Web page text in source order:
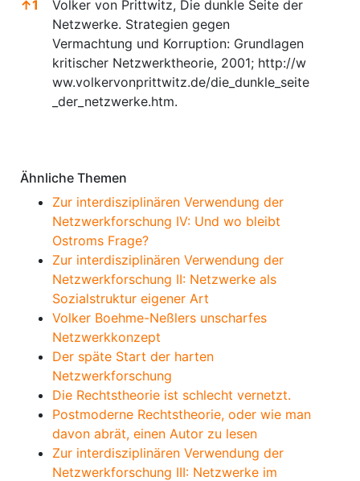
↑1
Volker von Prittwitz, Die dunkle Seite der
Netzwerke. Strategien gegen
Vermachtung und Korruption: Grundlagen
kritischer Netzwerktheorie, 2001; http://w
ww.volkervonprittwitz.de/die_dunkle_seite
_der_netzwerke.htm.
Ähnliche Themen
Zur interdisziplinären Verwendung der
Netzwerkforschung IV: Und wo bleibt
Ostroms Frage?
Zur interdisziplinären Verwendung der
Netzwerkforschung II: Netzwerke als
Sozialstruktur eigener Art
Volker Boehme-Neßlers unscharfes
Netzwerkkonzept
Der späte Start der harten
Netzwerkforschung
Die Rechtstheorie ist schlecht vernetzt.
Postmoderne Rechtstheorie, oder wie man
davon abrät, einen Autor zu lesen
Zur interdisziplinären Verwendung der
Netzwerkforschung III: Netzwerke im